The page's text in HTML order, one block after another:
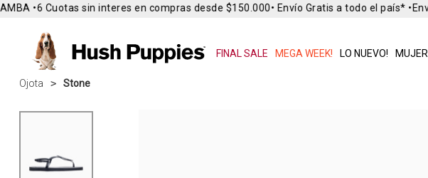
FINAL SALE MEGA WEEK! LO NUEVO! MUJER
•6 Cuotas sin interes en compras desde $150.000• Envío Gratis a todo el país* •
Ojota Stone